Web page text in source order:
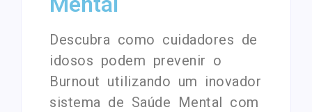
Descubra como cuidadores de
idosos podem prevenir o
Burnout utilizando um inovador
sistema de Saúde Mental com